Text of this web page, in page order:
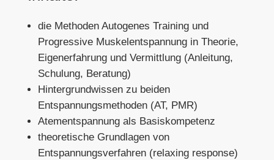
die Methoden Autogenes Training und
Progressive Muskelentspannung in Theorie,
Eigenerfahrung und Vermittlung (Anleitung,
Schulung, Beratung)
Hintergrundwissen zu beiden
Entspannungsmethoden (AT, PMR)
Atementspannung als Basiskompetenz
theoretische Grundlagen von
Entspannungsverfahren (relaxing response)